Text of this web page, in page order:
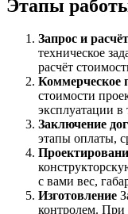
Этапы
Запрос и расчёт
техническое
расчёт
Коммерческое
стоимости
эксплуатации в
Заключение
этапы оплаты,
с вами вес,
Изготовление
контролем. При